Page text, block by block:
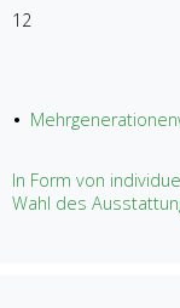
12
In Form von
Wahl des